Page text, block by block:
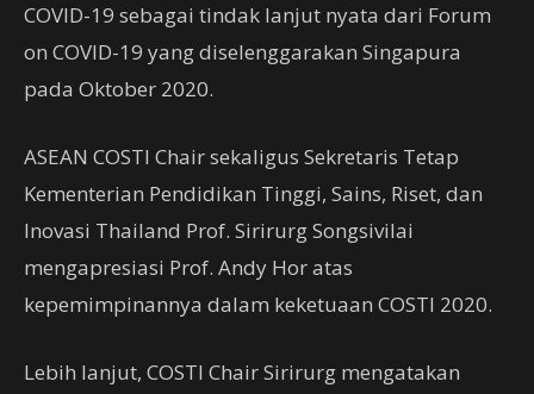
COVID-19 sebagai tindak lanjut nyata dari Forum
on COVID-19 yang diselenggarakan Singapura
pada Oktober 2020.
ASEAN COSTI Chair sekaligus Sekretaris Tetap
Kementerian Pendidikan Tinggi, Sains, Riset, dan
Inovasi Thailand Prof. Sirirurg Songsivilai
mengapresiasi Prof. Andy Hor atas
kepemimpinannya dalam keketuaan COSTI 2020.
Lebih lanjut, COSTI Chair Sirirurg mengatakan